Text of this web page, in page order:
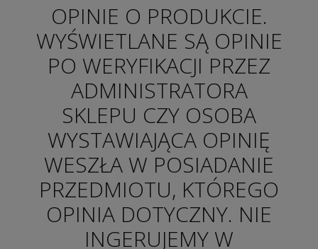
OPINIE O PRODUKCIE.
WYŚWIETLANE SĄ OPINIE
PO WERYFIKACJI PRZEZ
ADMINISTRATORA
SKLEPU CZY OSOBA
WYSTAWIAJĄCA OPINIĘ
WESZŁA W POSIADANIE
PRZEDMIOTU, KTÓREGO
OPINIA DOTYCZNY. NIE
INGERUJEMY W